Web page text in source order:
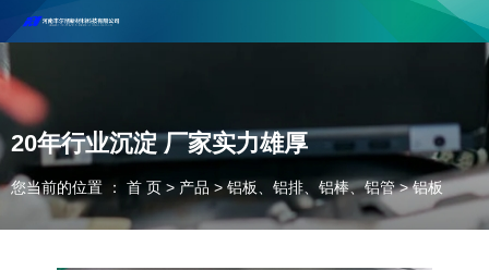
河南丰尔彻新材料科技有限公司欢迎合作咨询！
联系电话：18037947756
20年行业沉淀 厂家实力雄厚
您当前的位置 ： 首 页 > 产品 > 铝板、铝排、铝棒、铝管 >铝板